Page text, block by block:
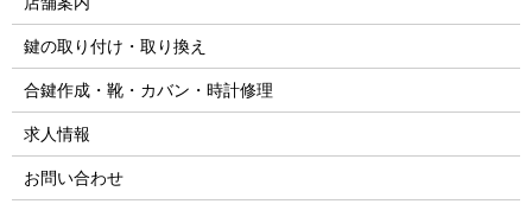
鍵の取り付け・取り換え
合鍵作成・靴・カバン・時計修理
求人情報
お問い合わせ